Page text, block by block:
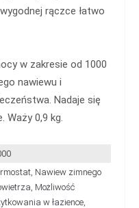
rączce łatwo
w zakresie od 1000
nawiewu i
Nadaje się
Waży 0,9 kg.
Nawiew zimnego
Możliwość
w łazience,